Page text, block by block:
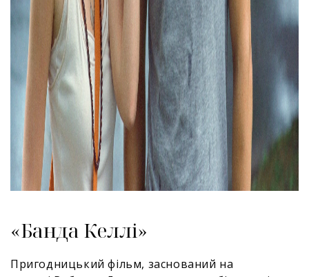
«Банда Келлі»
Пригодницький фільм, заснований на